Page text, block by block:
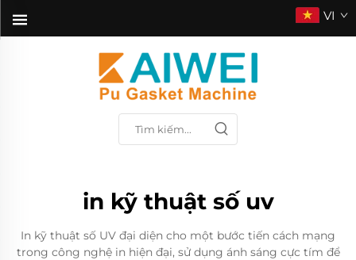
VI
in kỹ thuật số uv
In kỹ thuật số UV đại diện cho một bước tiến cách mạng
trong công nghệ in hiện đại, sử dụng ánh sáng cực tím để